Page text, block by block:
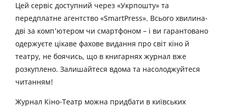
Цей сервіс доступний через «Укрпошту» та
передплатне агентство «SmartPress». Всього хвилина-
дві за комп’ютером чи смартфоном – і ви гарантовано
одержуєте цікаве фахове видання про світ кіно й
театру, не боячись, що в книгарнях журнал вже
розкуплено. Залишайтеся вдома та насолоджуйтеся
читанням!
Журнал Кіно-Театр можна придбати в київських